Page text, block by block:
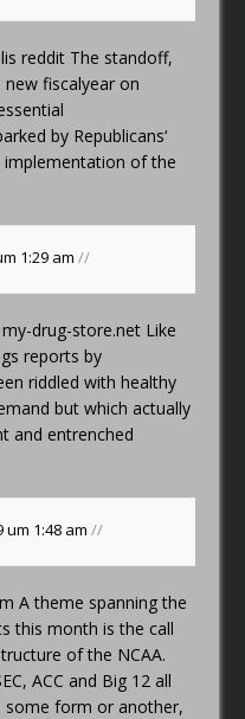
reddit The standoff,
fiscalyear on
by Republicans‘
of the
1:29 am//
my-drug-store.net Like
reports by
riddled with healthy
but which actually
and entrenched
um 1:48 am//
A theme spanning the
this month is the call
of the NCAA.
ACC and Big 12 all
some form or another,